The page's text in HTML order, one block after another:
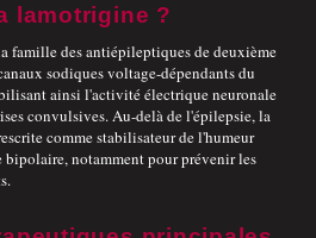
lamotrigine ?
famille des antiépileptiques de deuxième
sodiques voltage-dépendants du
ainsi l'activité électrique neuronale
convulsives. Au-delà de l'épilepsie, la
comme stabilisateur de l'humeur
notamment pour prévenir les